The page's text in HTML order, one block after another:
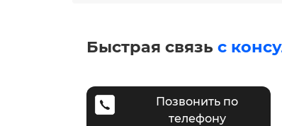
Быстрая связь с
Позвонить по
телефону